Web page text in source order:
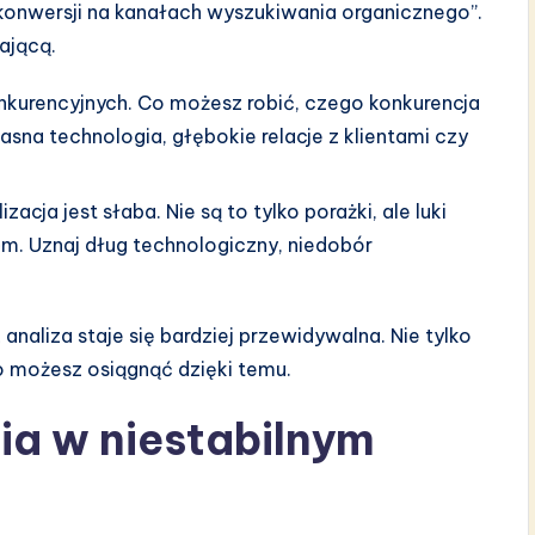
na kanałach wyszukiwania organicznego”.
Co możesz robić, czego konkurencja
technologia, głębokie relacje z klientami czy
jest słaba. Nie są to tylko porażki, ale luki
Uznaj dług technologiczny, niedobór
staje się bardziej przewidywalna. Nie tylko
osiągnąć dzięki temu.
w niestabilnym